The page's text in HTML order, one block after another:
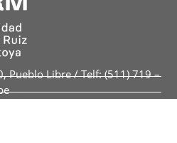
Pueblo Libre / Telf: (511) 719 –